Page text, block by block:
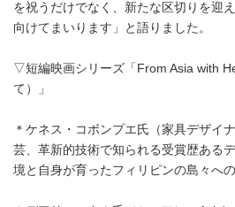
を祝うだけでなく、新たな区切りを迎
向けてまいります」と語りました。
▽短編映画シリーズ「From Asia with
て）」
＊ケネス・コボンプエ氏（家具デザイ
芸、革新的技術で知られる受賞歴ある
境と自身が育ったフィリピンの島々へ